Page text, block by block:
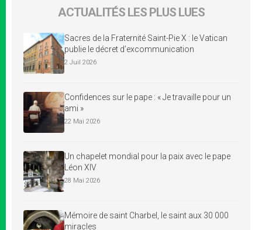
ACTUALITÉS LES PLUS LUES
Sacres de la Fraternité Saint-Pie X : le Vatican
publie le décret d’excommunication
2 Juil 2026
Confidences sur le pape : « Je travaille pour un
ami »
22 Mai 2026
Un chapelet mondial pour la paix avec le pape
Léon XIV
28 Mai 2026
Mémoire de saint Charbel, le saint aux 30 000
miracles